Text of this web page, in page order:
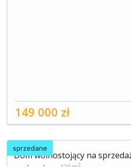
149 000 zł
sprzedane
Dom wolnostojący na
2